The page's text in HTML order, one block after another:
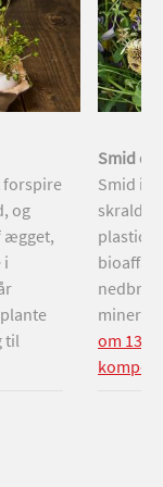
forspire
og
ægget,
i
til
Smid
Smid
om 13